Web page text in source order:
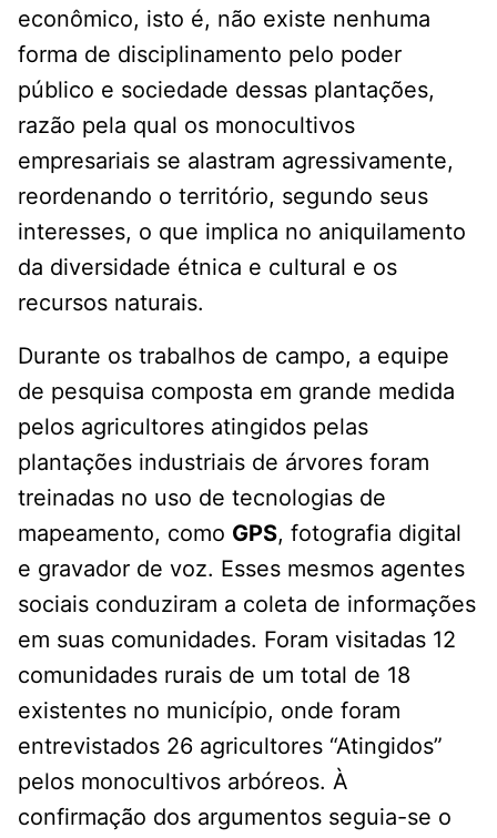
econômico, isto é, não existe nenhuma
forma de disciplinamento pelo poder
público e sociedade dessas plantações,
razão pela qual os monocultivos
empresariais se alastram agressivamente,
reordenando o território, segundo seus
interesses, o que implica no aniquilamento
da diversidade étnica e cultural e os
recursos naturais.
Durante os trabalhos de campo, a equipe
de pesquisa composta em grande medida
pelos agricultores atingidos pelas
plantações industriais de árvores foram
treinadas no uso de tecnologias de
mapeamento, como GPS, fotografia digital
e gravador de voz. Esses mesmos agentes
sociais conduziram a coleta de informações
em suas comunidades. Foram visitadas 12
comunidades rurais de um total de 18
existentes no município, onde foram
entrevistados 26 agricultores “Atingidos”
pelos monocultivos arbóreos. À
confirmação dos argumentos seguia-se o